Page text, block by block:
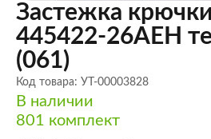
Застежка
445422-26AEH
(061)
Код товара: УТ-00003828
В наличии
801 комплект